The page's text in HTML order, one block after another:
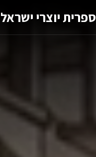
ספרית יוצרי ישראל